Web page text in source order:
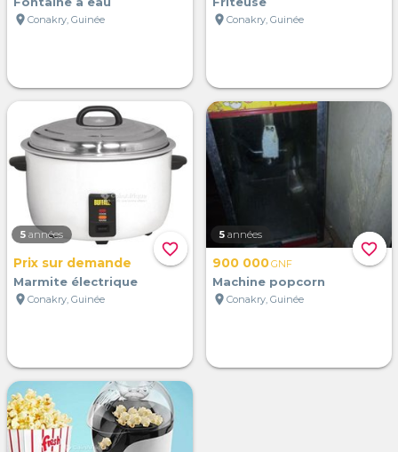
location_on Conakry, Guinée
location_on Conakry, Guinée
favorite_border
5 années
Prix sur demande
Marmite électrique
location_on Conakry, Guinée
favorite_border
5 années
900 000GNF
Machine popcorn
location_on Conakry, Guinée